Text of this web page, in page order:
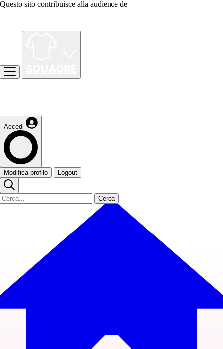
Questo sito contribuisce alla audience de
Accedi
Modifica profilo Logout
Cerca